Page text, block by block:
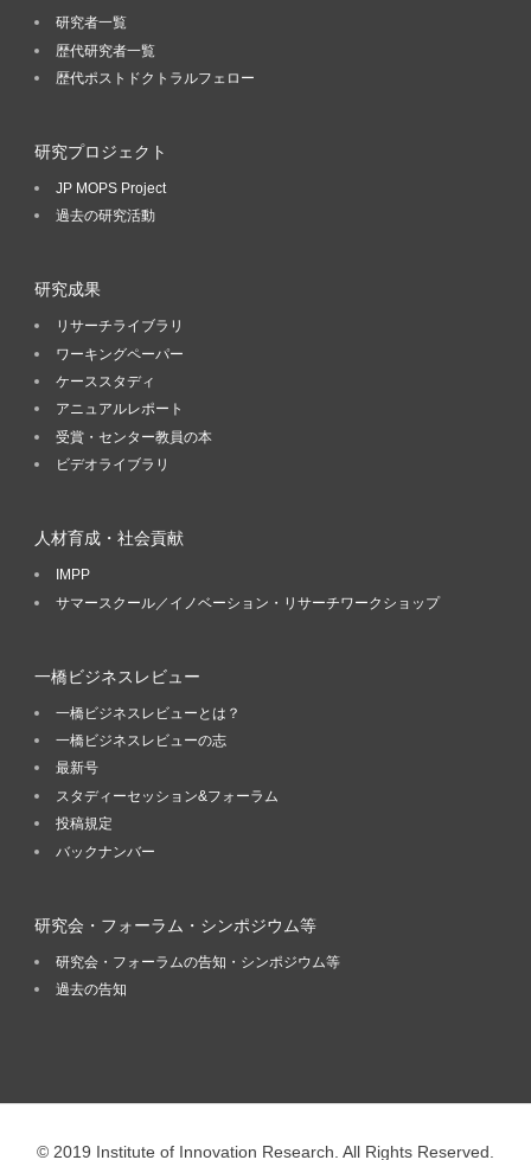
研究者一覧
歴代研究者一覧
歴代ポストドクトラルフェロー
研究プロジェクト
JP MOPS Project
過去の研究活動
研究成果
リサーチライブラリ
ワーキングペーパー
ケーススタディ
アニュアルレポート
受賞・センター教員の本
ビデオライブラリ
人材育成・社会貢献
IMPP
サマースクール／イノベーション・リサーチワークショップ
一橋ビジネスレビュー
一橋ビジネスレビューとは？
一橋ビジネスレビューの志
最新号
スタディーセッション&フォーラム
投稿規定
バックナンバー
研究会・フォーラム・シンポジウム等
研究会・フォーラムの告知・シンポジウム等
過去の告知
© 2019 Institute of Innovation Research. All Rights Reserved.